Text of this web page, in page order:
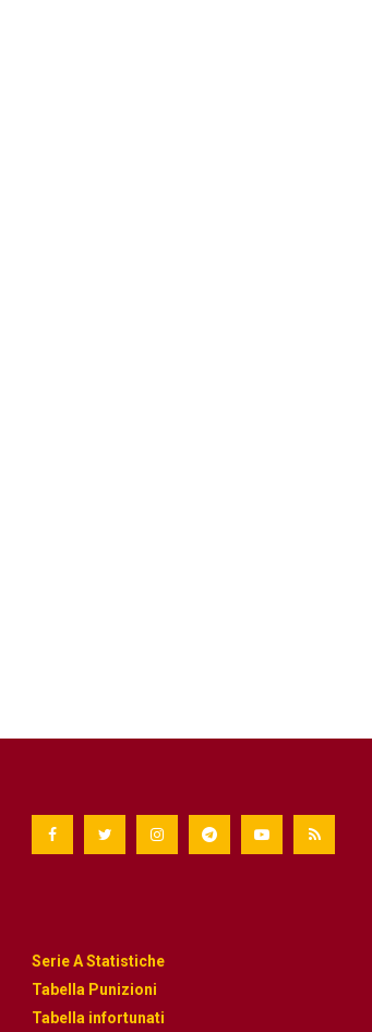
Serie A Statistiche
Tabella Punizioni
Tabella infortunati